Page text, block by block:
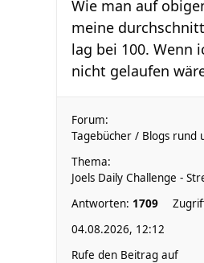
Wie man auf
meine
lag bei 100. Wenn
nicht gelaufen
Forum:
Tagebücher / Blogs rund
Thema:
Joels Daily Challenge -
Antworten: 1709
04.08.2026, 12:12
Rufe den Beitrag auf